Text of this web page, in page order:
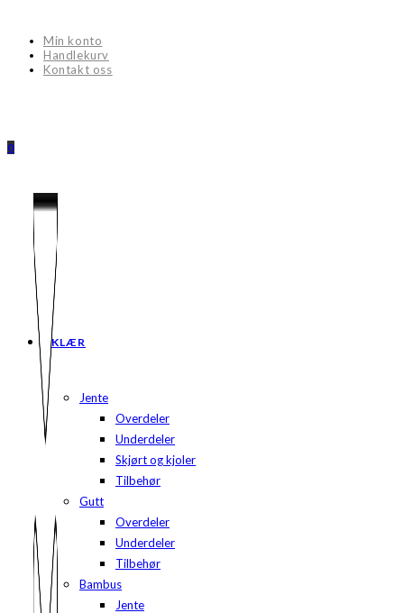
contentMin konto
Handlekurv
Kontakt oss
0
KLÆR
Jente
Overdeler
Underdeler
Skjørt og kjoler
Tilbehør
Gutt
Overdeler
Underdeler
Tilbehør
Bambus
Jente